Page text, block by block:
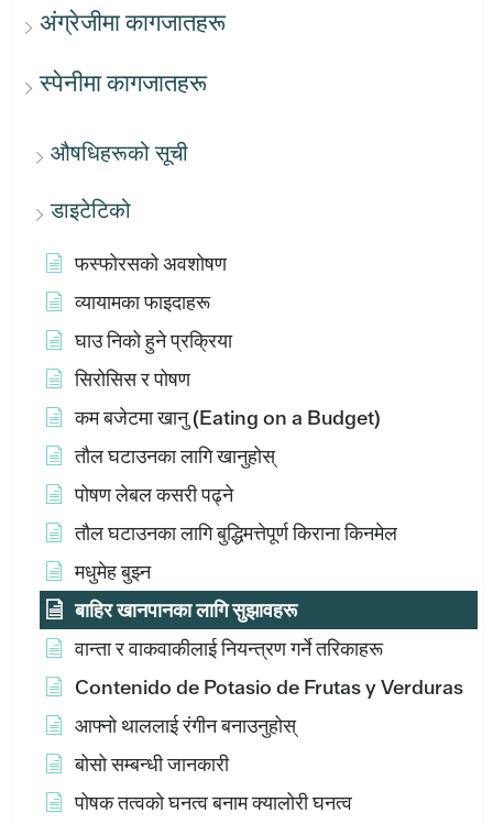
अंग्रेजीमा कागजातहरू
स्पेनीमा कागजातहरू
औषधिहरूको सूची
डाइटेटिको
फस्फोरसको अवशोषण
व्यायामका फाइदाहरू
घाउ निको हुने प्रक्रिया
सिरोसिस र पोषण
कम बजेटमा खानु (Eating on a Budget)
तौल घटाउनका लागि खानुहोस्
पोषण लेबल कसरी पढ्ने
तौल घटाउनका लागि बुद्धिमत्तेपूर्ण किराना किनमेल
मधुमेह बुझ्न
बाहिर खानपानका लागि सुझावहरू
वान्ता र वाकवाकीलाई नियन्त्रण गर्ने तरिकाहरू
Contenido de Potasio de Frutas y Verduras
आफ्नो थाललाई रंगीन बनाउनुहोस्
बोसो सम्बन्धी जानकारी
पोषक तत्वको घनत्व बनाम क्यालोरी घनत्व